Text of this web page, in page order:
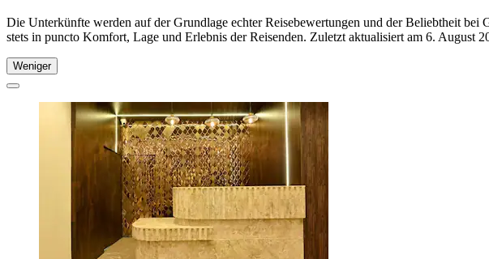
Die Unterkünfte werden auf der Grundlage echter Reisebewertungen und der Beliebtheit bei
stets in puncto Komfort, Lage und Erlebnis der Reisenden. Zuletzt aktualisiert am 6. August
Weniger